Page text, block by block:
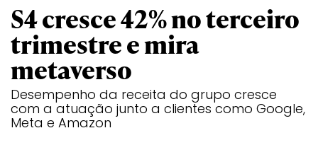
S4 cresce 42% no terceiro
trimestre e mira
metaverso
Desempenho da receita do grupo cresce
com a atuação junto a clientes como Google,
Meta e Amazon